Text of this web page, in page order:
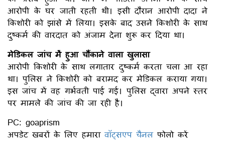
आरोपी के घर जाती रहती थी। इसी दौरान आरोपी दादा ने
किशोरी को झांसे में लिया। इसके बाद उसने किशोरी के साथ
दुष्कर्म की वारदात को अंजाम देना शुरू कर दिया था।
मेडिकल जांच मेें हुआ चौंकाने वाला खुलासा
आरोपी किशोरी के साथ लगातार दुष्कर्म करता चला आ रहा
था। पुलिस ने किशोरी को बरामद कर मेडिकल कराया गया।
इस जांच में वह गर्भवती पाई गई। पुलिस द्वारा अपने स्तर
पर मामले की जांच की जा रही है।
PC: goaprism
अपडेट खबरों के लिए हमारा वॉट्सएप चैनल फोलो करें